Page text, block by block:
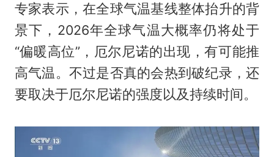
专家表示，在全球气温基线整体抬升的背
景下，2026年全球气温大概率仍将处于
“偏暖高位”，厄尔尼诺的出现，有可能推
高气温。不过是否真的会热到破纪录，还
要取决于厄尔尼诺的强度以及持续时间。